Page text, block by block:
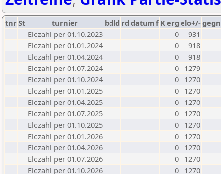
tnrSt turnier bdld rd datumf Kerg elo+/-
Elozahl per 01.10.2023
0
931
Elozahl per 01.01.2024
0
918
Elozahl per 01.04.2024
0
918
Elozahl per 01.07.2024
0
1279
Elozahl per 01.10.2024
0
1270
Elozahl per 01.01.2025
0
1270
Elozahl per 01.04.2025
0
1270
Elozahl per 01.07.2025
0
1270
Elozahl per 01.10.2025
0
1270
Elozahl per 01.01.2026
0
1270
Elozahl per 01.04.2026
0
1270
Elozahl per 01.07.2026
0
1270
Elozahl per 01.10.2026
0 1270